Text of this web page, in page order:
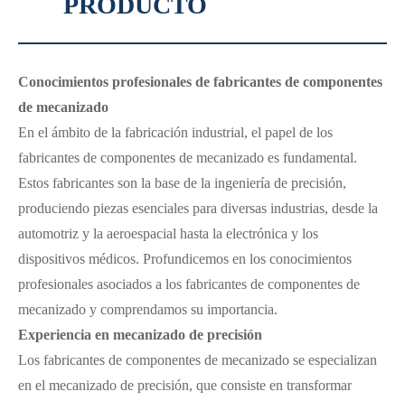
Conocimientos profesionales de fabricantes de componentes
de mecanizado
En el ámbito de la fabricación industrial, el papel de los
fabricantes de componentes de mecanizado es fundamental.
Estos fabricantes son la base de la ingeniería de precisión,
produciendo piezas esenciales para diversas industrias, desde la
automotriz y la aeroespacial hasta la electrónica y los
dispositivos médicos. Profundicemos en los conocimientos
profesionales asociados a los fabricantes de componentes de
mecanizado y comprendamos su importancia.
Experiencia en mecanizado de precisión
Los fabricantes de componentes de mecanizado se especializan
en el mecanizado de precisión, que consiste en transformar